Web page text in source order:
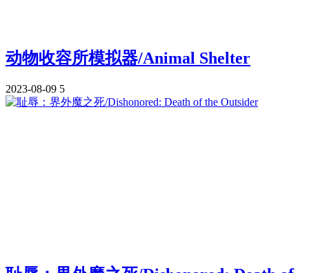
动物收容所模拟器/Animal Shelter
2023-08-09 5